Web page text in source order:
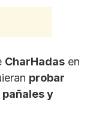
CharHadas en
probar
y